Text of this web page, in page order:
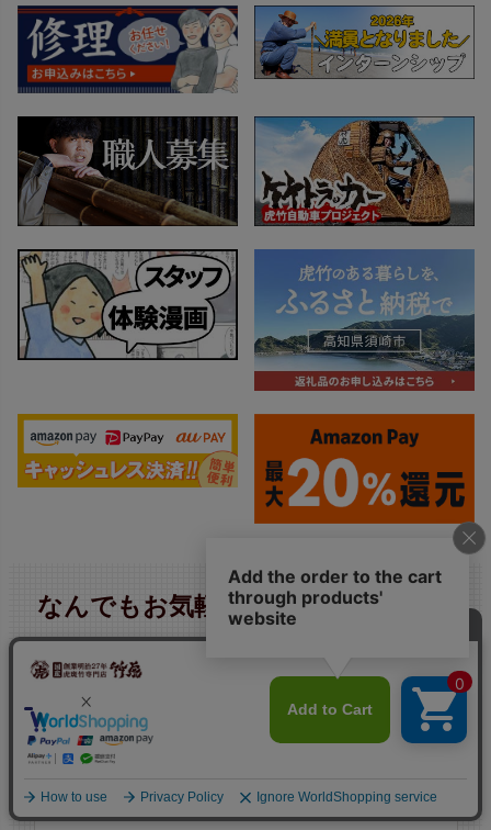
なんでもお気軽にお問い合わせくだ
電話注文の方法はこちら
平日 9:00〜17:30（土・日曜定休）